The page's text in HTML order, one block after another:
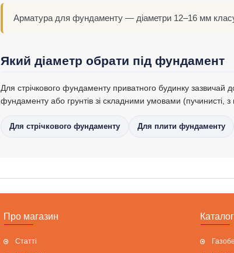
Арматура для фундаменту — діаметри 12–16 мм
Який діаметр обрати під фундамент
Для стрічкового фундаменту приватного будинку
фундаменту або грунтів зі складними умовами (пучинисті,
Для стрічкового фундаменту Для плити фундаменту
Про магазин
Статті